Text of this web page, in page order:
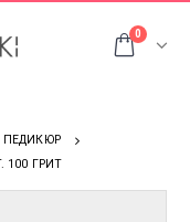
0
ПЕДИКЮР
100 ГРИТ